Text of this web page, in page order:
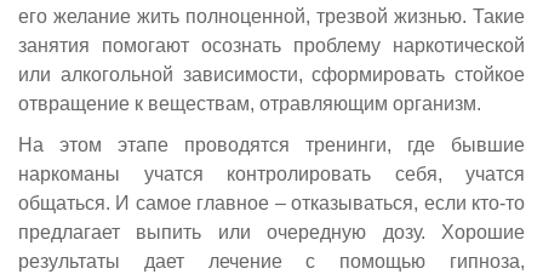
его желание жить полноценной, трезвой жизнью. Такие
занятия помогают осознать проблему наркотической
или алкогольной зависимости, сформировать стойкое
отвращение к веществам, отравляющим организм.
На этом этапе проводятся тренинги, где бывшие
наркоманы учатся контролировать себя, учатся
общаться. И самое главное – отказываться, если кто-то
предлагает выпить или очередную дозу. Хорошие
результаты дает лечение с помощью гипноза,